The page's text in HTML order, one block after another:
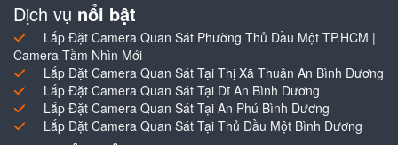
Dịch vụ nổi bật
Lắp Đặt Camera Quan Sát Phường Thủ Dầu Một TP.HCM |
Camera Tầm Nhìn Mới
Lắp Đặt Camera Quan Sát Tại Thị Xã Thuận An Bình Dương
Lắp Đặt Camera Quan Sát Tại Dĩ An Bình Dương
Lắp Đặt Camera Quan Sát Tại An Phú Bình Dương
Lắp Đặt Camera Quan Sát Tại Thủ Dầu Một Bình Dương